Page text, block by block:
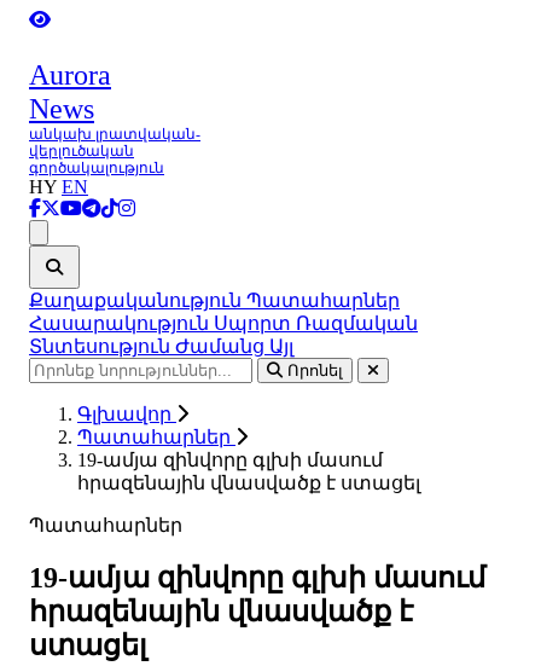
Aurora
News
անկախ լրատվական-
վերլուծական
գործակալություն
HY EN
Քաղաքականություն Պատահարներ
Հասարակություն Սպորտ Ռազմական
Տնտեսություն Ժամանց Այլ
Որոնել
Գլխավոր
Պատահարներ
19-ամյա զինվորը գլխի մասում
հրազենային վնասվածք է ստացել
Պատահարներ
19-ամյա զինվորը գլխի մասում
հրազենային վնասվածք է
ստացել